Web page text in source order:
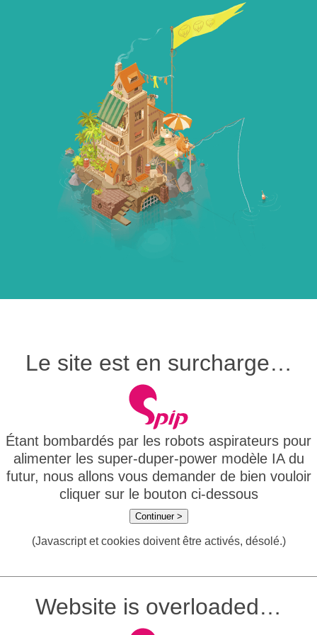
Le site est en surcharge…
Étant bombardés par les robots aspirateurs pour
alimenter les super-duper-power modèle IA du
futur, nous allons vous demander de bien vouloir
cliquer sur le bouton ci-dessous
Continuer >
(Javascript et cookies doivent être activés, désolé.)
Website is overloaded…